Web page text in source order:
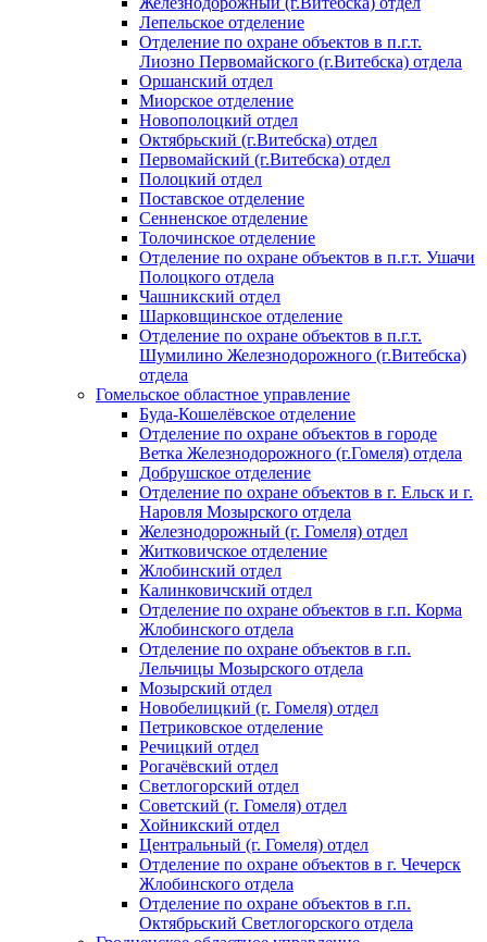
Лепельское отделение
Отделение по охране объектов в п.г.т.
Лиозно Первомайского (г.Витебска) отдела
Оршанский отдел
Миорское отделение
Новополоцкий отдел
Октябрьский (г.Витебска) отдел
Первомайский (г.Витебска) отдел
Полоцкий отдел
Поставское отделение
Сенненское отделение
Толочинское отделение
Отделение по охране объектов в п.г.т. Ушачи
Полоцкого отдела
Чашникский отдел
Шарковщинское отделение
Отделение по охране объектов в п.г.т.
Шумилино Железнодорожного (г.Витебска)
отдела
Гомельское областное управление
Буда-Кошелёвское отделение
Отделение по охране объектов в городе
Ветка Железнодорожного (г.Гомеля) отдела
Добрушское отделение
Отделение по охране объектов в г. Ельск и г.
Наровля Мозырского отдела
Железнодорожный (г. Гомеля) отдел
Житковичское отделение
Жлобинский отдел
Калинковичский отдел
Отделение по охране объектов в г.п. Корма
Жлобинского отдела
Отделение по охране объектов в г.п.
Лельчицы Мозырского отдела
Мозырский отдел
Новобелицкий (г. Гомеля) отдел
Петриковское отделение
Речицкий отдел
Рогачёвский отдел
Светлогорский отдел
Советский (г. Гомеля) отдел
Хойникский отдел
Центральный (г. Гомеля) отдел
Отделение по охране объектов в г. Чечерск
Жлобинского отдела
Отделение по охране объектов в г.п.
Октябрьский Светлогорского отдела